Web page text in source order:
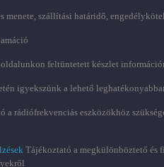
menete, szállítási határidő,
feltüntetett készlet
igyekszünk a lehető
a rádiófrekvenciás eszközökhöz
Tájékoztató a megkülönböztető és